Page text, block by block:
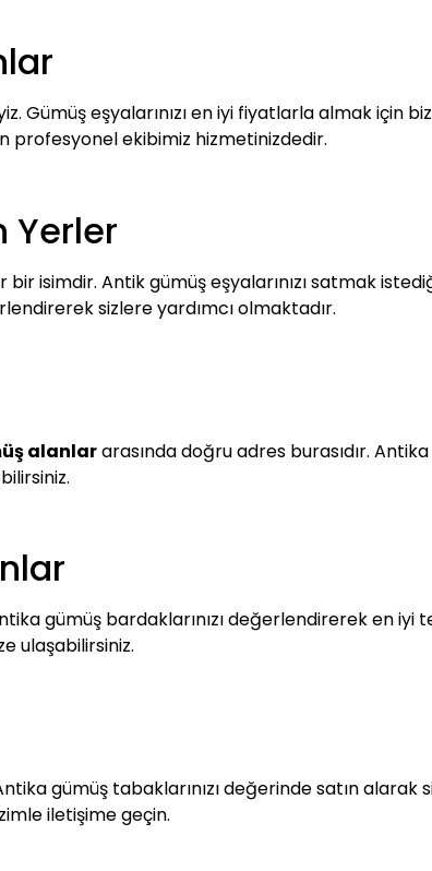
Gümüş eşyalarınızı en iyi fiyatlarla almak için
profesyonel ekibimiz hizmetinizdedir.
Yerler
bir isimdir. Antik gümüş eşyalarınızı satmak
sizlere yardımcı olmaktadır.
alanlararasında doğru adres burasıdır.
gümüş bardaklarınızı değerlendirerek en iyi
ulaşabilirsiniz.
gümüş tabaklarınızı değerinde satın alarak
iletişime geçin.